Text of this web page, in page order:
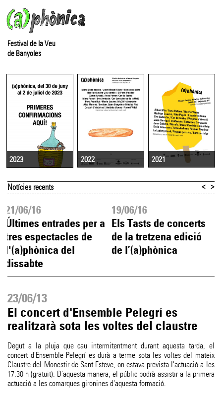
Festival de la Veu
de Banyoles
2023 2022 2021
Notícies recents
21/06/16
Últimes entrades per a
tres espectacles de
l'(a)phònica del
dissabte
19/06/16
Els Tasts de concerts
de la tretzena edició
de l’(a)phònica
< >
23/06/13
El concert d'Ensemble Pelegrí es
realitzarà sota les voltes del claustre
Degut a la pluja que cau intermitentment durant aquesta tarda, el
concert d'Ensemble Pelegrí es durà a terme sota les voltes del mateix
Claustre del Monestir de Sant Esteve, on estava prevista l'actuació a les
17:30 h (gratuït). D'aquesta manera, el públic podrà assistir a la primera
actuació a les comarques gironines d'aquesta formació.